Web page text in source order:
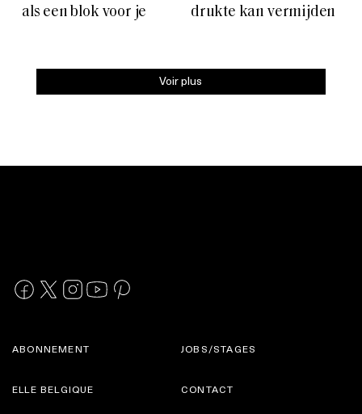
als een blok voor je
drukte kan vermijden
Voir plus
ABONNEMENT
ELLE BELGIQUE
JOBS/STAGES
CONTACT